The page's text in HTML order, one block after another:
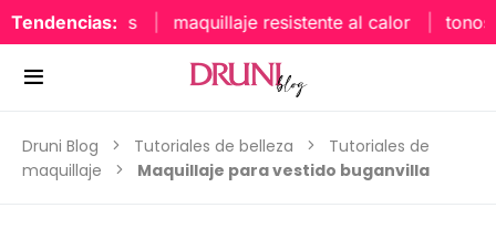
Tendencias: maquillaje resistente al calor tonos
Druni Blog Tutoriales de belleza
Tutoriales de
maquillaje
Maquillaje para vestido buganvilla